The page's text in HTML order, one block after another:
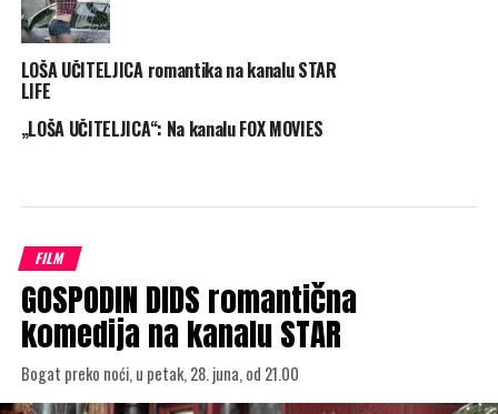
LOŠA UČITELJICA romantika na kanalu STAR
LIFE
„LOŠA UČITELJICA“: Na kanalu FOX MOVIES
FILM
GOSPODIN DIDS romantična
komedija na kanalu STAR
Bogat preko noći, u petak, 28. juna, od 21.00